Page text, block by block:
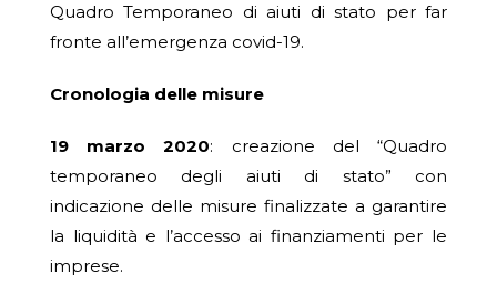
Quadro Temporaneo di aiuti di stato per far
fronte all’emergenza covid-19.
Cronologia delle misure
19 marzo 2020: creazione del “Quadro
temporaneo degli aiuti di stato” con
indicazione delle misure finalizzate a garantire
la liquidità e l’accesso ai finanziamenti per le
imprese.